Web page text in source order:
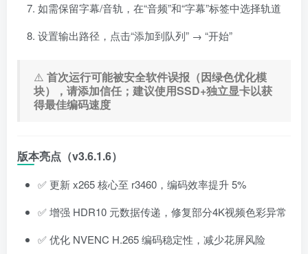
如需保留字幕/音轨，在“音频”和“字幕”标签中选择轨道
设置输出路径，点击“添加到队列” → “开始”
⚠️ 首次运行可能被安全软件误报（因绿色优化模
块），请添加信任；建议使用SSD+独立显卡以获
得最佳编码速度
版本亮点（v3.6.1.6）
✅ 更新 x265 核心至 r3460，编码效率提升 5%
✅ 增强 HDR10 元数据传递，修复部分4K视频色彩异常
✅ 优化 NVENC H.265 编码稳定性，减少花屏风险